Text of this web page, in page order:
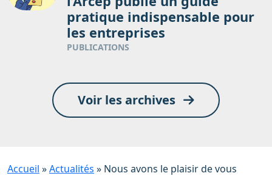
pratique indispensable pour
les entreprises
PUBLICATIONS
Voir les archives
Accueil »Actualités » Nous avons le plaisir de vous